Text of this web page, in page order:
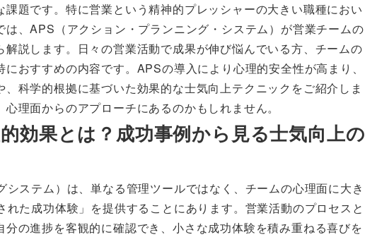
題です。特に営業という精神的プレッシャーの大きい職種におい
、APS（アクション・プランニング・システム）が営業チームの
説します。日々の営業活動で成果が伸び悩んでいる方、チームの
おすすめの内容です。APSの導入により心理的安全性が高まり、
科学的根拠に基づいた効果的な士気向上テクニックをご紹介しま
理面からのアプローチにあるのかもしれません。
効果とは？成功事例から見る士気向上の
ステム）は、単なる管理ツールではなく、チームの心理面に大き
た成功体験」を提供することにあります。営業活動のプロセスと
の進捗を客観的に確認でき、小さな成功体験を積み重ねる喜びを